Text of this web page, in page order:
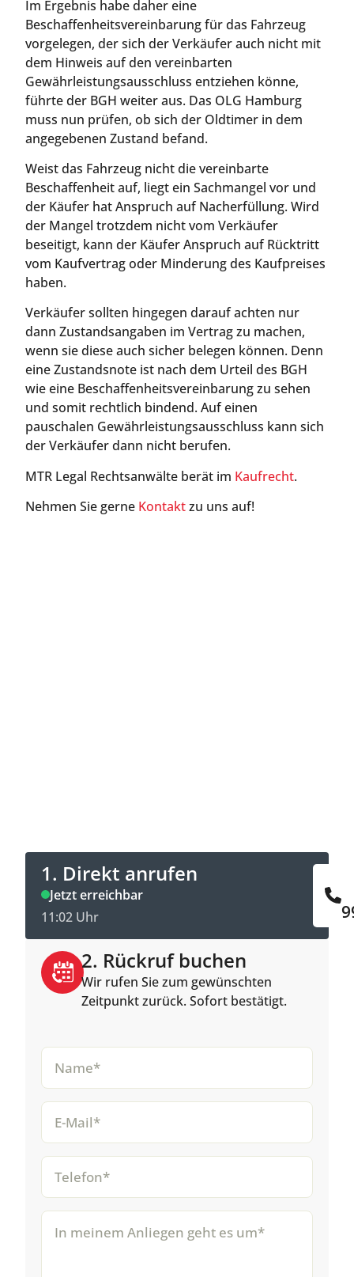
Im Ergebnis habe daher eine
Beschaffenheitsvereinbarung für das Fahrzeug
vorgelegen, der sich der Verkäufer auch nicht mit
dem Hinweis auf den vereinbarten
Gewährleistungsausschluss entziehen könne,
führte der BGH weiter aus. Das OLG Hamburg
muss nun prüfen, ob sich der Oldtimer in dem
angegebenen Zustand befand.
Weist das Fahrzeug nicht die vereinbarte
Beschaffenheit auf, liegt ein Sachmangel vor und
der Käufer hat Anspruch auf Nacherfüllung. Wird
der Mangel trotzdem nicht vom Verkäufer
beseitigt, kann der Käufer Anspruch auf Rücktritt
vom Kaufvertrag oder Minderung des Kaufpreises
haben.
Verkäufer sollten hingegen darauf achten nur
dann Zustandsangaben im Vertrag zu machen,
wenn sie diese auch sicher belegen können. Denn
eine Zustandsnote ist nach dem Urteil des BGH
wie eine Beschaffenheitsvereinbarung zu sehen
und somit rechtlich bindend. Auf einen
pauschalen Gewährleistungsausschluss kann sich
der Verkäufer dann nicht berufen.
MTR Legal Rechtsanwälte berät im Kaufrecht.
Nehmen Sie gerne Kontaktzu uns auf!
1. Direkt anrufen
Jetzt erreichbar
11:02 Uhr
2. Rückruf buchen
Wir rufen Sie zum gewünschten
Zeitpunkt zurück. Sofort bestätigt.